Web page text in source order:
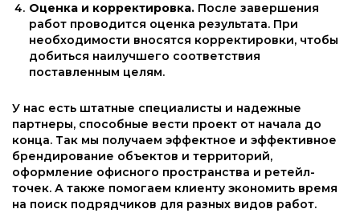
Оценка и корректировка. После завершения
работ проводится оценка результата. При
необходимости вносятся корректировки, чтобы
добиться наилучшего соответствия
поставленным целям.
У нас есть штатные специалисты и надежные
партнеры, способные вести проект от начала до
конца. Так мы получаем эффектное и эффективное
брендирование объектов и территорий,
оформление офисного пространства и ретейл-
точек. А также помогаем клиенту экономить время
на поиск подрядчиков для разных видов работ.